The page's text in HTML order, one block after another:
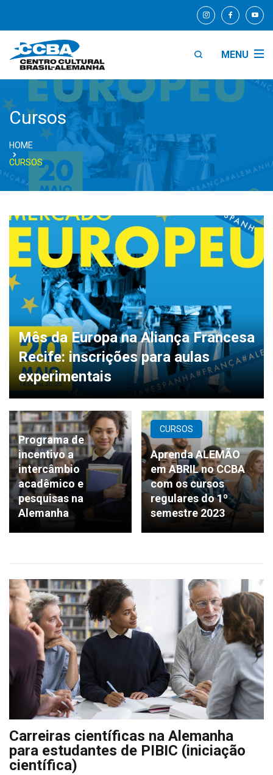
MENU
Cursos
HOME
CURSOS
Mês da Europa na Aliança Francesa
Recife: inscrições para aulas
experimentais
Programa de
incentivo a
intercâmbio
acadêmico e
pesquisas na
Alemanha
CURSOS
Aprenda ALEMÃO
em ABRIL no CCBA
com os cursos
regulares do 1º
semestre 2023
Carreiras científicas na Alemanha
para estudantes de PIBIC (iniciação
científica)